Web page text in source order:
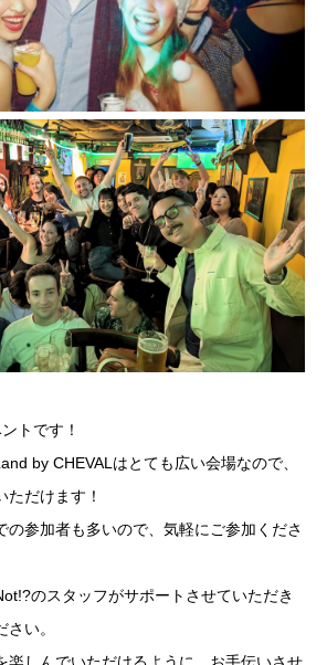
トです！
by CHEVALはとても広い会場なので、
ただけます！
の参加者も多いので、気軽にご参加くださ
のスタッフがサポートさせていただき
い。